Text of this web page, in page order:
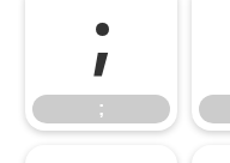
;
;